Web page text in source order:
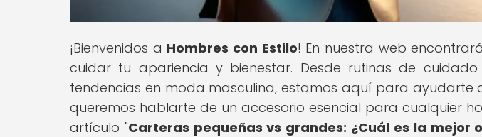
¡Bienvenidos a Hombres con Estilo! En nuestra web
cuidar tu apariencia y bienestar. Desde rutinas de
tendencias en moda masculina, estamos aquí para ayudarte
queremos hablarte de un accesorio esencial para cualquier
artículo "Carteras pequeñas vs grandes: ¿Cuál es la mejor